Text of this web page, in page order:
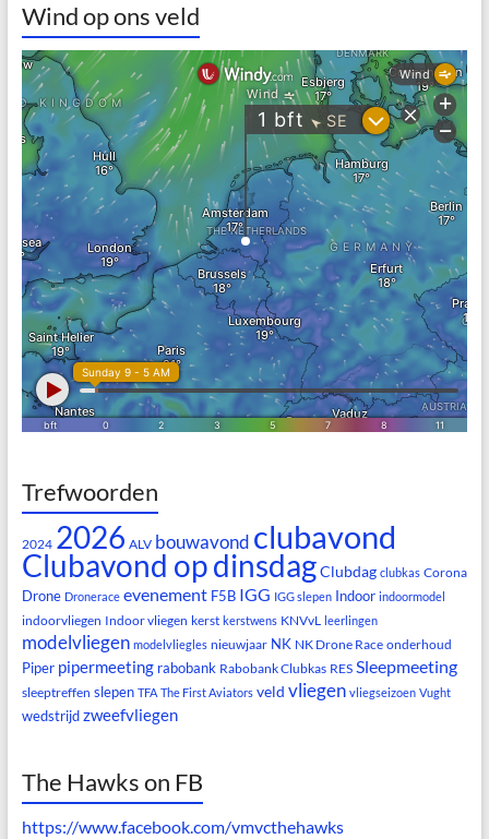
Wind op ons veld
Trefwoorden
2024 2026 ALV bouwavond clubavond
Clubavond op dinsdagClubdag clubkas Corona
Drone Dronerace evenement F5B IGG IGG slepen Indoor indoormodel
indoorvliegen Indoor vliegen kerst kerstwens KNVvL leerlingen
modelvliegen modelvliegles nieuwjaar NK NK Drone Race onderhoud
Piper pipermeeting rabobank Rabobank Clubkas RES Sleepmeeting
sleeptreffen slepen TFA The First Aviators veld vliegen vliegseizoen Vught
wedstrijd zweefvliegen
The Hawks on FB
https://www.facebook.com/vmvcthehawks